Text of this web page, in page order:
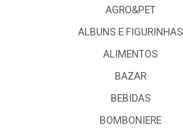
AGRO&PET
ALBUNS E FIGURINHAS
ALIMENTOS
BAZAR
BEBIDAS
BOMBONIERE